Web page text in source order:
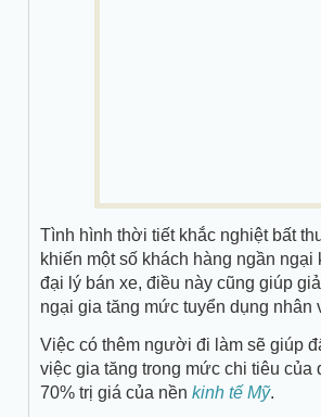
Tình hình thời tiết khắc nghiệt bất
khiến một số khách hàng ngần
đại lý bán xe, điều này cũng giúp
ngại gia tăng mức tuyển dụng nhân
Việc có thêm người đi làm sẽ giúp
việc gia tăng trong mức chi tiêu
70% trị giá của nền kinh tế Mỹ.